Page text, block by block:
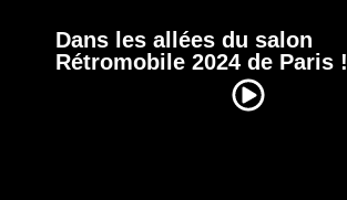
Dans les allées du salon
Rétromobile 2024 de Paris !